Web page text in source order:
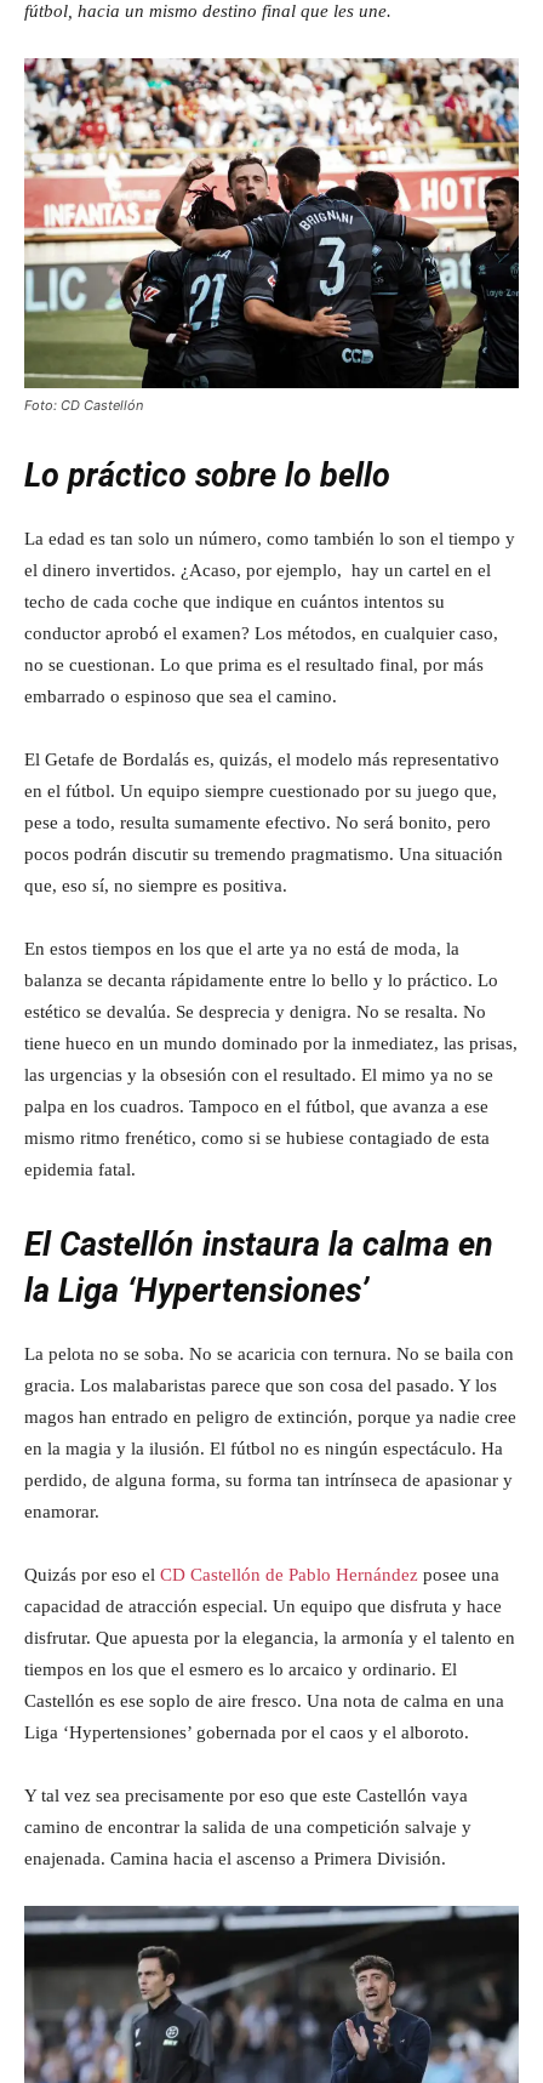
fútbol, hacia un mismo destino final que les une.
Foto: CD Castellón
Lo práctico sobre lo bello
La edad es tan solo un número, como también lo son el tiempo y
el dinero invertidos. ¿Acaso, por ejemplo, hay un cartel en el
techo de cada coche que indique en cuántos intentos su
conductor aprobó el examen? Los métodos, en cualquier caso,
no se cuestionan. Lo que prima es el resultado final, por más
embarrado o espinoso que sea el camino.
El Getafe de Bordalás es, quizás, el modelo más representativo
en el fútbol. Un equipo siempre cuestionado por su juego que,
pese a todo, resulta sumamente efectivo. No será bonito, pero
pocos podrán discutir su tremendo pragmatismo. Una situación
que, eso sí, no siempre es positiva.
En estos tiempos en los que el arte ya no está de moda, la
balanza se decanta rápidamente entre lo bello y lo práctico. Lo
estético se devalúa. Se desprecia y denigra. No se resalta. No
tiene hueco en un mundo dominado por la inmediatez, las prisas,
las urgencias y la obsesión con el resultado. El mimo ya no se
palpa en los cuadros. Tampoco en el fútbol, que avanza a ese
mismo ritmo frenético, como si se hubiese contagiado de esta
epidemia fatal.
El Castellón instaura la calma en
la Liga ‘Hypertensiones’
La pelota no se soba. No se acaricia con ternura. No se baila con
gracia. Los malabaristas parece que son cosa del pasado. Y los
magos han entrado en peligro de extinción, porque ya nadie cree
en la magia y la ilusión. El fútbol no es ningún espectáculo. Ha
perdido, de alguna forma, su forma tan intrínseca de apasionar y
enamorar.
Quizás por eso el CD Castellón de Pablo Hernández posee una
capacidad de atracción especial. Un equipo que disfruta y hace
disfrutar. Que apuesta por la elegancia, la armonía y el talento en
tiempos en los que el esmero es lo arcaico y ordinario. El
Castellón es ese soplo de aire fresco. Una nota de calma en una
Liga ‘Hypertensiones’ gobernada por el caos y el alboroto.
Y tal vez sea precisamente por eso que este Castellón vaya
camino de encontrar la salida de una competición salvaje y
enajenada. Camina hacia el ascenso a Primera División.